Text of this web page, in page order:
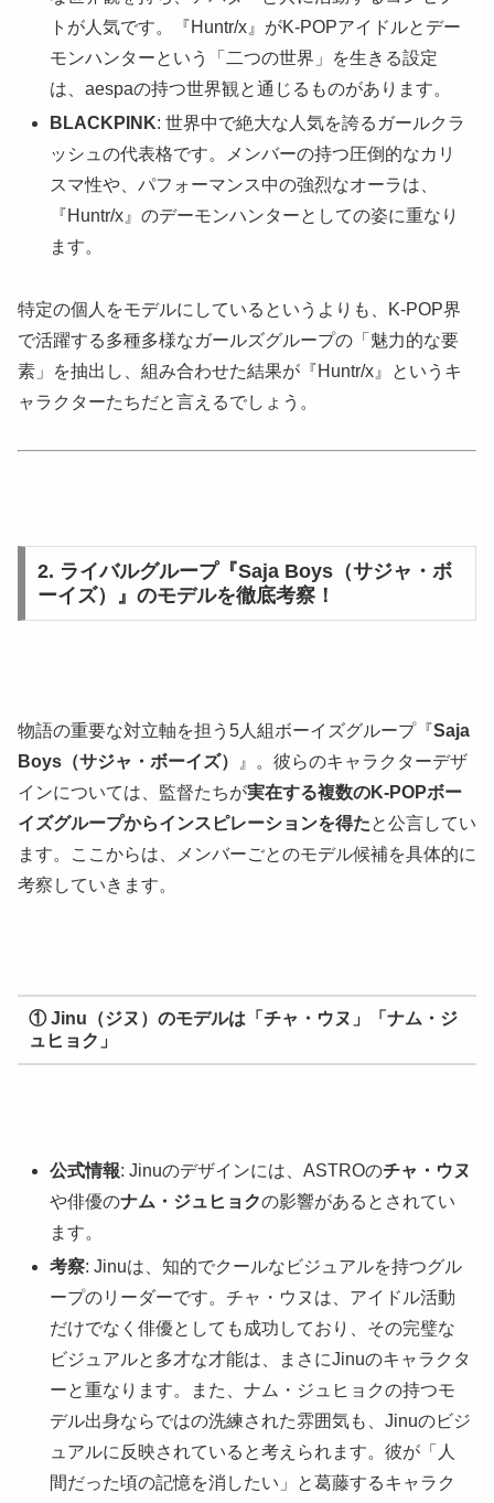
トが人気です。『Huntr/x』がK-POPアイドルとデー
モンハンターという「二つの世界」を生きる設定
は、aespaの持つ世界観と通じるものがあります。
BLACKPINK: 世界中で絶大な人気を誇るガールクラ
ッシュの代表格です。メンバーの持つ圧倒的なカリ
スマ性や、パフォーマンス中の強烈なオーラは、
『Huntr/x』のデーモンハンターとしての姿に重なり
ます。
特定の個人をモデルにしているというよりも、K-POP界
で活躍する多種多様なガールズグループの「魅力的な要
素」を抽出し、組み合わせた結果が『Huntr/x』というキ
ャラクターたちだと言えるでしょう。
2. ライバルグループ『Saja Boys（サジャ・ボ
ーイズ）』のモデルを徹底考察！
物語の重要な対立軸を担う5人組ボーイズグループ『Saja
Boys（サジャ・ボーイズ）
』。彼らのキャラクターデザ
インについては、監督たちが実在する複数のK-POPボー
イズグループからインスピレーションを得たと公言してい
ます。ここからは、メンバーごとのモデル候補を具体的に
考察していきます。
① Jinu（ジヌ）のモデルは「チャ・ウヌ」「ナム・ジ
ュヒョク」
公式情報: Jinuのデザインには、ASTROのチャ・ウヌ
や俳優のナム・ジュヒョクの影響があるとされてい
ます。
考察: Jinuは、知的でクールなビジュアルを持つグル
ープのリーダーです。チャ・ウヌは、アイドル活動
だけでなく俳優としても成功しており、その完璧な
ビジュアルと多才な才能は、まさにJinuのキャラクタ
ーと重なります。また、ナム・ジュヒョクの持つモ
デル出身ならではの洗練された雰囲気も、Jinuのビジ
ュアルに反映されていると考えられます。彼が「人
間だった頃の記憶を消したい」と葛藤するキャラク